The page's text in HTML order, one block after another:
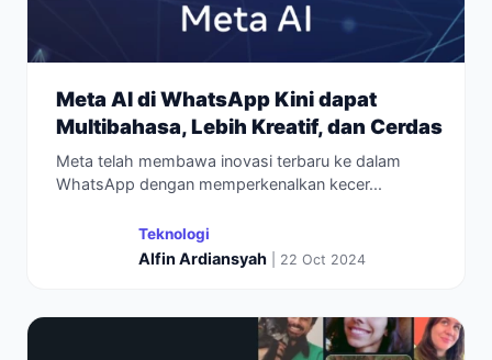
Meta AI di WhatsApp Kini dapat
Multibahasa, Lebih Kreatif, dan Cerdas
Meta telah membawa inovasi terbaru ke dalam
WhatsApp dengan memperkenalkan kecer...
Teknologi
Alfin Ardiansyah | 22 Oct 2024